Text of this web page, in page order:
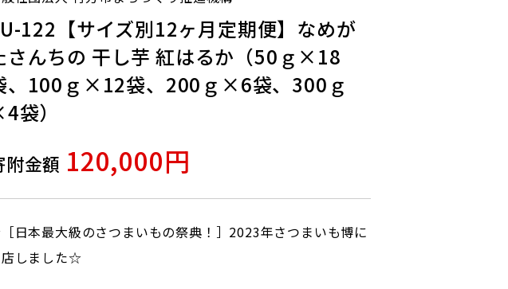
122【サイズ別12ヶ月定期便】なめが
さんちの 干し芋 紅はるか（50ｇ×18
、100ｇ×12袋、200ｇ×6袋、300ｇ
袋）
附金額 120,000円
日本最大級のさつまいもの祭典！］2023年さつまいも博に
しました☆